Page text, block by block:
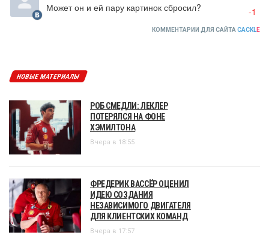
Может он и ей пару картинок сбросил? -1
КОММЕНТАРИИ ДЛЯ САЙТА CACKLE
НОВЫЕ МАТЕРИАЛЫ
РОБ СМЕДЛИ: ЛЕКЛЕР
ПОТЕРЯЛСЯ НА ФОНЕ
ХЭМИЛТОНА
Вчера в 18:55
ФРЕДЕРИК ВАССЁР ОЦЕНИЛ
ИДЕЮ СОЗДАНИЯ
НЕЗАВИСИМОГО ДВИГАТЕЛЯ
ДЛЯ КЛИЕНТСКИХ КОМАНД
Вчера в 17:57